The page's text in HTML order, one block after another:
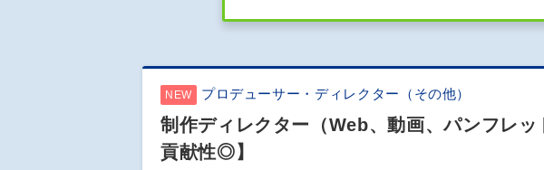
NEW プロデューサー・ディレクター（その他）
制作ディレクター（Web、動画、パンフレ
貢献性◎】